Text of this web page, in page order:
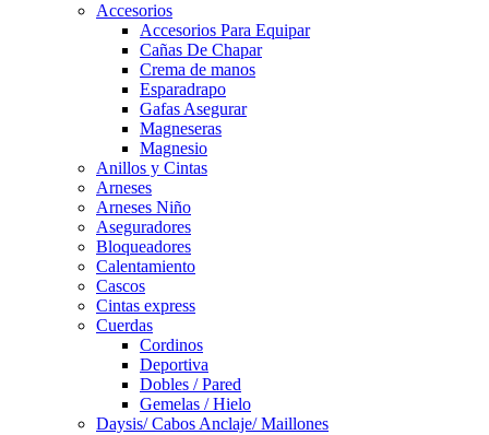
Accesorios
Accesorios Para Equipar
Cañas De Chapar
Crema de manos
Esparadrapo
Gafas Asegurar
Magneseras
Magnesio
Anillos y Cintas
Arneses
Arneses Niño
Aseguradores
Bloqueadores
Calentamiento
Cascos
Cintas express
Cuerdas
Cordinos
Deportiva
Dobles / Pared
Gemelas / Hielo
Daysis/ Cabos Anclaje/ Maillones